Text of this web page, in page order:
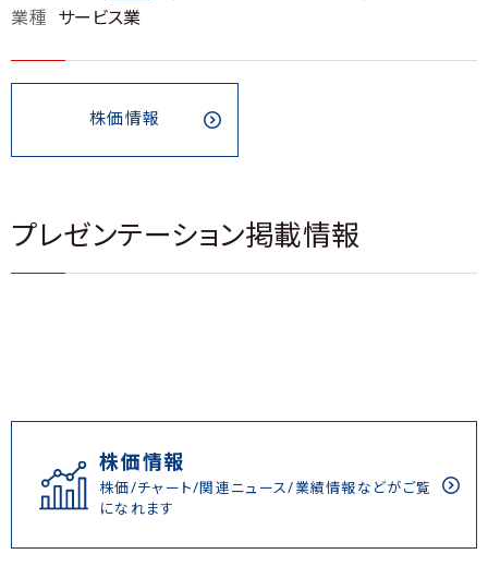
業種
サービス業
株価情報
プレゼンテーション掲載情報
株価情報
株価/チャート/関連ニュース/業績情報などがご覧
になれます